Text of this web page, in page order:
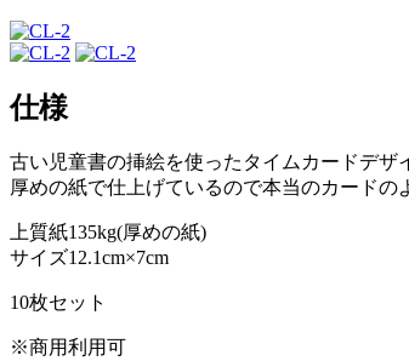
仕様
古い児童書の挿絵を使ったタイムカードデザ
厚めの紙で仕上げているので本当のカードの
上質紙135kg(厚めの紙)
サイズ12.1cm×7cm
10枚セット
※商用利用可